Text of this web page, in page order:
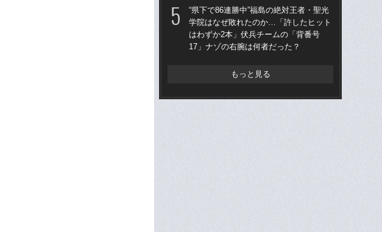
“県下で86連勝中”福島の絶対王者・聖光
学院はなぜ敗れたのか…「許したヒット
はわずか2本」伏兵チームの「背番号
17」ナゾの右腕は何者だった？
もっと見る